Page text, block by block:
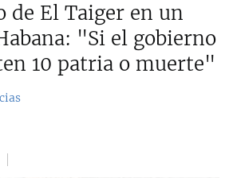
de El Taiger en un
"Si el gobierno
10 patria o muerte"